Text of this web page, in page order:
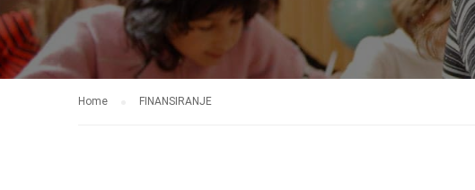
Home FINANSIRANJE